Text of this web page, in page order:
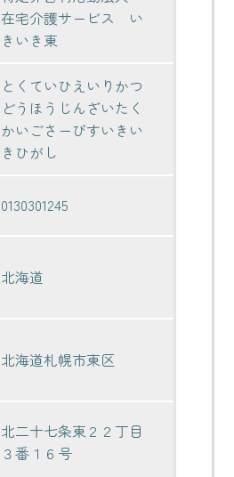
在宅介護サービス い
きいき東
とくていひえいりかつ
どうほうじんざいたく
かいごさーびすいきい
きひがし
0130301245
北海道
北海道札幌市東区
北二十七条東２２丁目
３番１６号